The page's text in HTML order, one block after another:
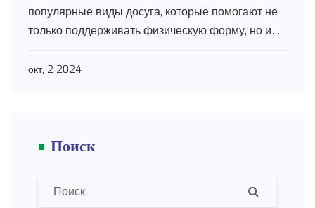
популярные виды досуга, которые помогают не
только поддерживать физическую форму, но и
виды хобби, от спортивных занятий до
и улучшить качество жизни.
окт, 2 2024
Поиск